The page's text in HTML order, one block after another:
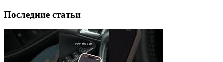
Последние статьи